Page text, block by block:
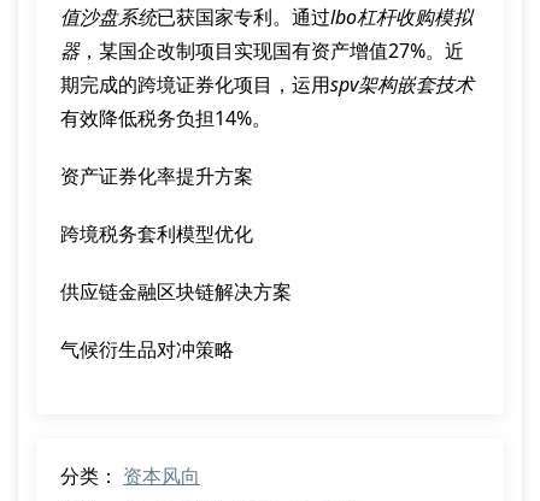
值沙盘系统已获国家专利。通过lbo杠杆收购模拟
器，某国企改制项目实现国有资产增值27%。近
期完成的跨境证券化项目，运用spv架构嵌套技术
有效降低税务负担14%。
资产证券化率提升方案
跨境税务套利模型优化
供应链金融区块链解决方案
气候衍生品对冲策略
分类： 资本风向